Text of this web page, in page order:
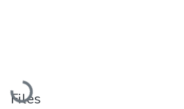
Loading...
Files